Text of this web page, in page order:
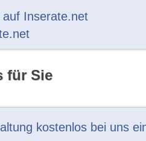
Inserate.net
für Sie
kostenlos bei uns